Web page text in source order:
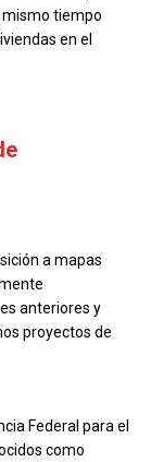
mismo tiempo
en el
a mapas
anteriores y
proyectos de
Federal para el
como